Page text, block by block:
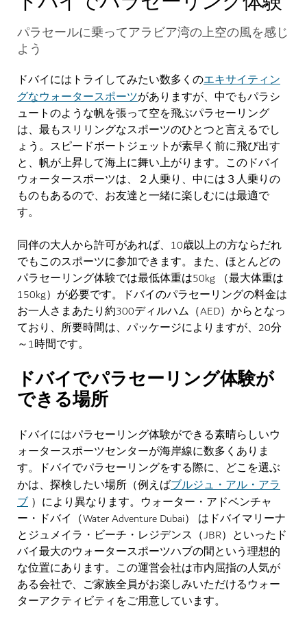
パラセールに乗ってアラビア湾の上空の風を感じ
よう
ドバイにはトライしてみたい数多くのエキサイティン
グなウォータースポーツがありますが、中でもパラシ
ュートのような帆を張って空を飛ぶパラセーリング
は、最もスリリングなスポーツのひとつと言えるでし
ょう。スピードボートジェットが素早く前に飛び出す
と、帆が上昇して海上に舞い上がります。このドバイ
ウォータースポーツは、２人乗り、中には３人乗りの
ものもあるので、お友達と一緒に楽しむには最適で
す。
同伴の大人から許可があれば、10歳以上の方ならだれ
でもこのスポーツに参加できます。また、ほとんどの
パラセーリング体験では最低体重は50kg （最大体重は
150kg）が必要です。ドバイのパラセーリングの料金は
お一人さまあたり約300ディルハム（AED）からとなっ
ており、所要時間は、パッケージによりますが、20分
～1時間です。
ドバイでパラセーリング体験が
できる場所
ドバイにはパラセーリング体験ができる素晴らしいウ
ォータースポーツセンターが海岸線に数多くありま
す。ドバイでパラセーリングをする際に、どこを選ぶ
かは、探検したい場所（例えばブルジュ・アル・アラ
ブ ）により異なります。ウォーター・アドベンチャ
ー・ドバイ（Water Adventure Dubai） はドバイマリーナ
とジュメイラ・ビーチ・レジデンス（JBR）といったド
バイ最大のウォータースポーツハブの間という理想的
な位置にあります。この運営会社は市内屈指の人気が
ある会社で、ご家族全員がお楽しみいただけるウォー
ターアクティビティをご用意しています。